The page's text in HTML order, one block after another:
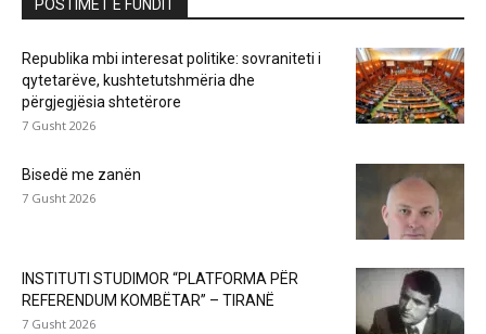
POSTIMET E FUNDIT
Republika mbi interesat politike: sovraniteti i
qytetarëve, kushtetutshmëria dhe
përgjegjësia shtetërore
7 Gusht 2026
Bisedë me zanën
7 Gusht 2026
INSTITUTI STUDIMOR “PLATFORMA PËR
REFERENDUM KOMBËTAR” – TIRANË
7 Gusht 2026